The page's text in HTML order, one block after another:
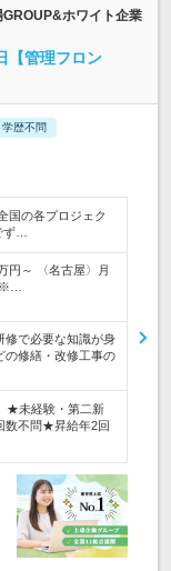
ホワイト企業
【管理フロン
学歴不問
国の各プロジェク
ず…
円～ 〈名古屋〉月
修で必要な知識が身
の修繕・改修工事の
★未経験・第二新
数不問★昇給年2回